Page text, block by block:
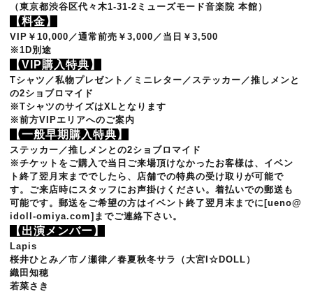
（東京都渋谷区代々木1-31-2ミューズモード音楽院 本館 ）
【料金】
VIP￥10,000／通常前売￥3,000／当日￥3,500
※1D別途
【VIP購入特典】
Tシャツ／私物プレゼント／ミニレター／ステッカー／推しメンと
の2ショブロマイド
※TシャツのサイズはXLとなります
※前方VIPエリアへのご案内
【一般早期購入特典】
ステッカー／推しメンとの2ショブロマイド
※チケットをご購入で当日ご来場頂けなかったお客様は、イベン
ト終了翌月末まででしたら、店舗での特典の受け取りが可能で
す。ご来店時にスタッフにお声掛けください。着払いでの郵送も
可能です。郵送をご希望の方はイベント終了翌月末までに[ueno@
idoll-omiya.com]までご連絡下さい。
【出演メンバー】
Lapis
桜井ひとみ／市ノ瀬律／春夏秋冬サラ（大宮I☆DOLL）
織田知穂
若菜さき